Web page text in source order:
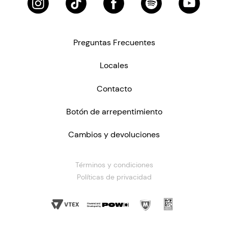
Preguntas Frecuentes
Locales
Contacto
Botón de arrepentimiento
Cambios y devoluciones
Términos y condiciones
Políticas de privacidad